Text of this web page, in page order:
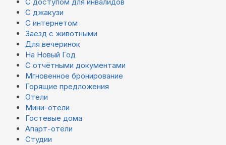
С доступом для инвалидов
С джакузи
С интернетом
Заезд с животными
Для вечеринок
На Новый Год
С отчётными документами
Мгновенное бронирование
Горящие предложения
Отели
Мини-отели
Гостевые дома
Апарт-отели
Студии